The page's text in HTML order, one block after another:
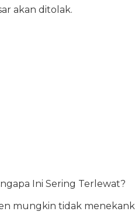
akan ditolak.
Ini Sering Terlewat?
mungkin tidak